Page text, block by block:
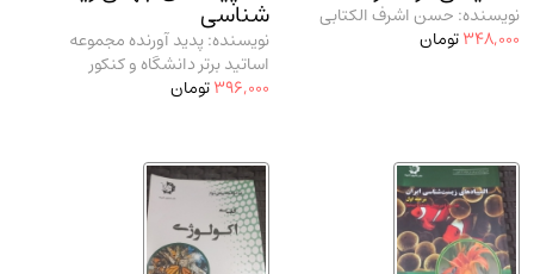
مدرسان شریف و انتشارت ارشد کتاب‌های..(2)
نویسنده: حسن اشرف الکتابی
348,000تومان
شناسی
نویسنده: پدید آورنده مجموعه
اساتید برتر دانشگاه و کنکور
396,000تومان